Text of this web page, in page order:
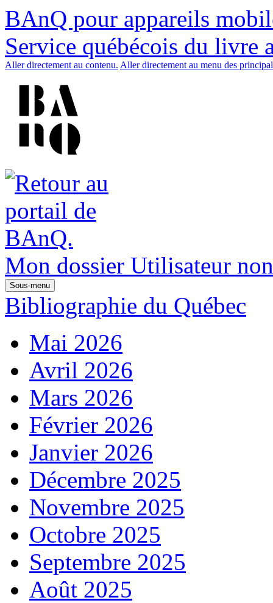
BAnQ pour appareils
Service québécois du livre
Aller directement au contenu. Aller directement au menu des
Mon dossier Utilisateur
Sous-menu
Bibliographie du Québec
Mai 2026
Avril 2026
Mars 2026
Février 2026
Janvier 2026
Décembre 2025
Novembre 2025
Octobre 2025
Septembre 2025
Août 2025